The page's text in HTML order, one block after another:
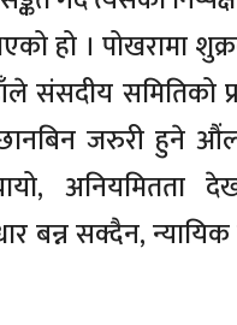
हो । पोखरामा
संसदीय समितिको
जरुरी हुने
अनियमितता
बन्न सक्दैन,